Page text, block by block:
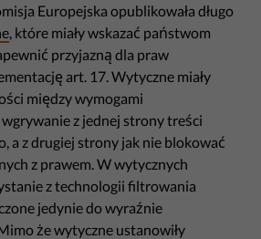
Europejska opublikowała długo
, które miały wskazać państwom
przyjazną dla praw
art. 17. Wytyczne miały
między wymogami
z jednej strony treści
a z drugiej strony jak nie blokować
z prawem. W wytycznych
z technologii filtrowania
jedynie do wyraźnie
że wytyczne ustanowiły